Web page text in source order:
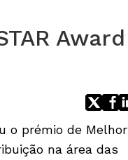
Award
o prémio de Melhor
na área das